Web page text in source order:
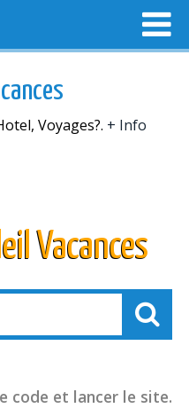
Voyages?. + Info
Vacances
code et lancer le site.